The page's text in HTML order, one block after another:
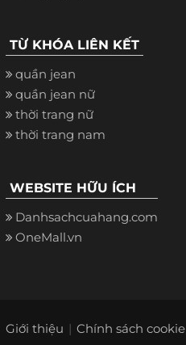
TỪ KHÓA LIÊN KẾT
quần jean
quần jean nữ
thời trang nữ
thời trang nam
WEBSITE HỮU ÍCH
Danhsachcuahang.com
OneMall.vn
Giới thiệu Chính sách cookie